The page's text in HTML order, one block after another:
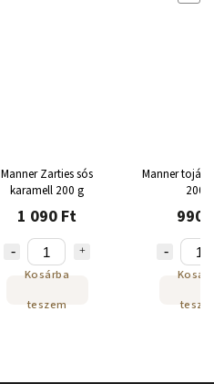
Manner Zarties sós
karamell 200 g
1 090 Ft
Kosárba
teszem
Manner
200 g
990